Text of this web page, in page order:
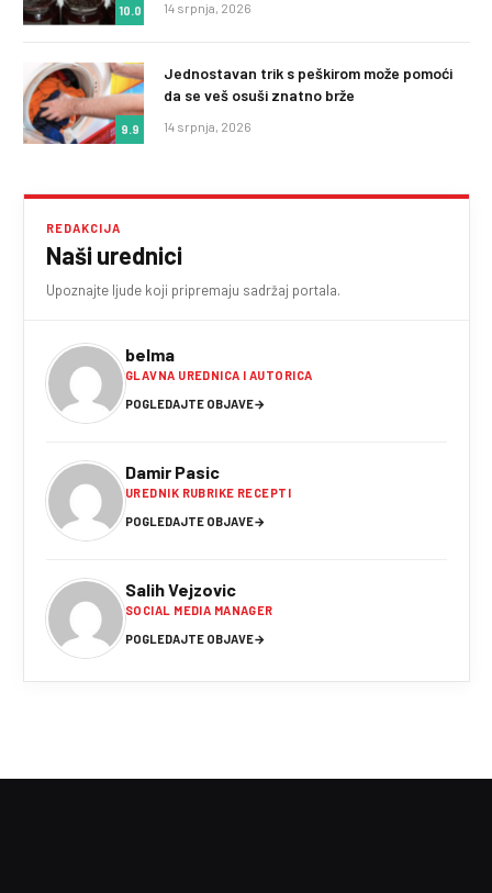
10.0 14 srpnja, 2026
9.9
Jednostavan trik s peškirom može pomoći
da se veš osuši znatno brže
14 srpnja, 2026
REDAKCIJA
Naši urednici
Upoznajte ljude koji pripremaju sadržaj portala.
belma
GLAVNA UREDNICA I AUTORICA
POGLEDAJTE OBJAVE→
Damir Pasic
UREDNIK RUBRIKE RECEPTI
POGLEDAJTE OBJAVE→
Salih Vejzovic
SOCIAL MEDIA MANAGER
POGLEDAJTE OBJAVE→